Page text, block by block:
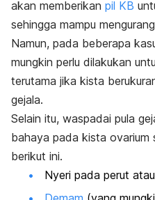
akan memberikan pil KB
sehingga mampu
Namun, pada beberapa
mungkin perlu dilakukan
terutama jika kista
gejala.
Selain itu, waspadai pula
bahaya pada kista ovarium
berikut ini.
Nyeri pada perut